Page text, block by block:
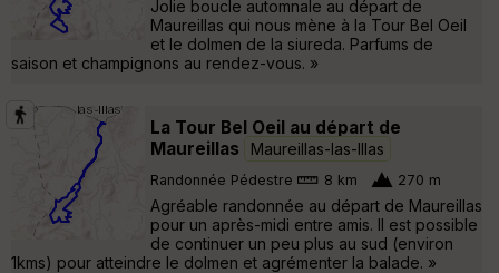
Jolie boucle automnale au départ de
Maureillas qui nous mène à la Tour Bel Oeil
et le dolmen de la siureda. Parfums de
saison et champignons au rendez-vous. »
La Tour Bel Oeil au départ de
Maureillas
Maureillas-las-Illas
Randonnée Pédestre 8 km 270 m
Agréable randonnée au départ de Maureillas
pour un après-midi entre amis. Il est possible
de continuer un peu plus au sud (environ
1kms) pour atteindre le dolmen et agrémenter la balade. »